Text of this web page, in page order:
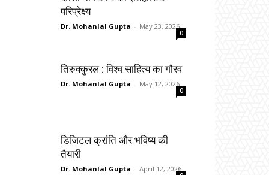
परिप्रेक्ष्य
Dr. Mohanlal Gupta - May 23, 2026
0
तिरुक्कुरल : विश्व साहित्य का गौरव
Dr. Mohanlal Gupta - May 12, 2026
0
डिजिटल क्रांति और भविष्य की
तैयारी
Dr. Mohanlal Gupta - April 12, 2026